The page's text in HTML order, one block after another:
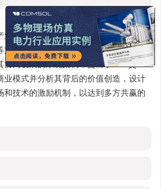
业发展的同时，也对电网运行规划、稳
面提出了更高要求。梳理电动汽车充
协同发展的系统架构，提出了V2G交
业模式并分析其背后的价值创造，设计
和技术的激励机制，以达到多方共赢的
x